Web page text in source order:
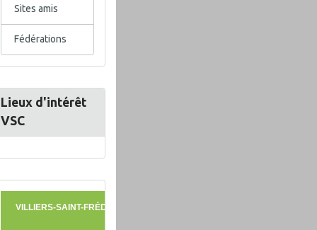
Sites amis
Fédérations
Lieux d'intérêt
VSC